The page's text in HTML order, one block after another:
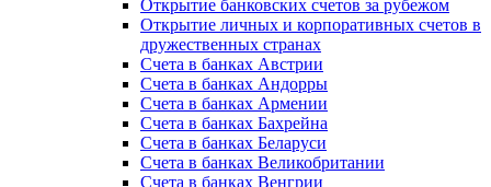
Открытие банковских счетов за рубежом
Открытие личных и корпоративных счетов в
дружественных странах
Счета в банках Австрии
Счета в банках Андорры
Счета в банках Армении
Счета в банках Бахрейна
Счета в банках Беларуси
Счета в банках Великобритании
Счета в банках Венгрии